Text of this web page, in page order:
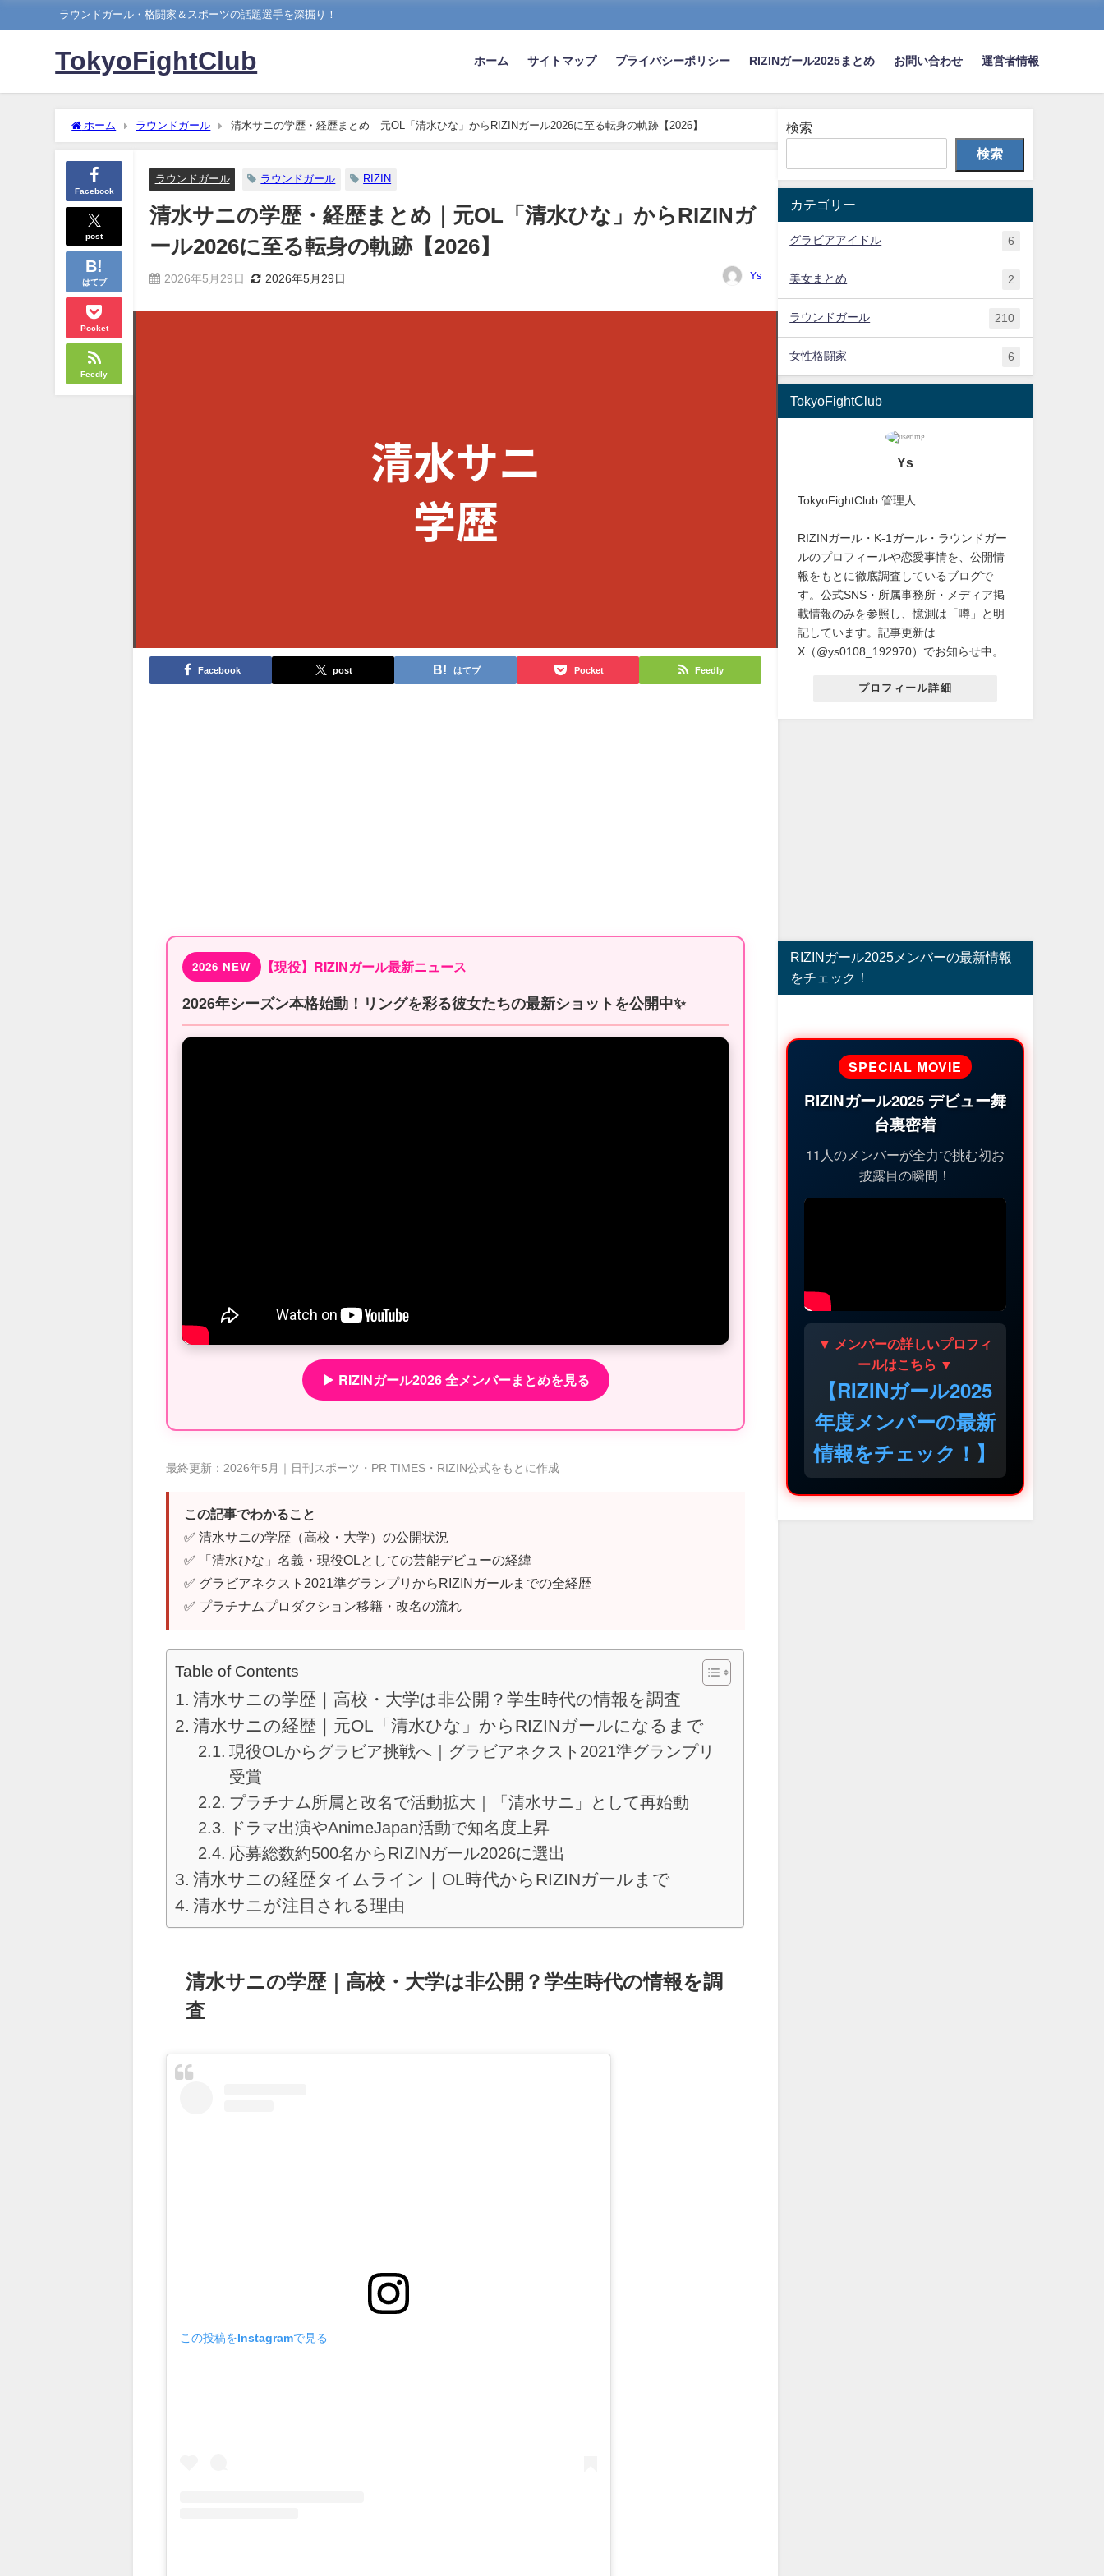
ラウンドガール・格闘家＆スポーツの話題選手を深掘り！
TokyoFightClub ホーム サイトマップ プライバシーポリシー RIZINガール2025まとめ お問い合わせ 運営者情報
ホーム ラウンドガール 清水サニの学歴・経歴まとめ｜元OL「清水ひな」からRIZINガール2026に至る転身の軌跡【2026】
Facebook
post
はてブ
Pocket
Feedly
ラウンドガール ラウンドガール RIZIN
清水サニの学歴・経歴まとめ｜元OL「清水ひな」からRIZINガ
ール2026に至る転身の軌跡【2026】
2026年5月29日 2026年5月29日 Ys
Facebook post はてブ Pocket Feedly
2026 NEW 【現役】RIZINガール最新ニュース
2026年シーズン本格始動！リングを彩る彼女たちの最新ショットを公開中✨
▶ RIZINガール2026 全メンバーまとめを見る
最終更新：2026年5月｜日刊スポーツ・PR TIMES・RIZIN公式をもとに作成
この記事でわかること
✅ 清水サニの学歴（高校・大学）の公開状況
✅ 「清水ひな」名義・現役OLとしての芸能デビューの経緯
✅ グラビアネクスト2021準グランプリからRIZINガールまでの全経歴
✅ プラチナムプロダクション移籍・改名の流れ
Table of Contents
清水サニの学歴｜高校・大学は非公開？学生時代の情報を調査
清水サニの経歴｜元OL「清水ひな」からRIZINガールになるまで
現役OLからグラビア挑戦へ｜グラビアネクスト2021準グランプリ
受賞
プラチナム所属と改名で活動拡大｜「清水サニ」として再始動
ドラマ出演やAnimeJapan活動で知名度上昇
応募総数約500名からRIZINガール2026に選出
清水サニの経歴タイムライン｜OL時代からRIZINガールまで
清水サニが注目される理由
清水サニの学歴｜高校・大学は非公開？学生時代の情報を調
査
この投稿をInstagramで見る
検索
検索
カテゴリー
グラビアアイドル 6
美女まとめ 2
ラウンドガール 210
女性格闘家 6
TokyoFightClub
Ys
TokyoFightClub 管理人
RIZINガール・K-1ガール・ラウンドガー
ルのプロフィールや恋愛事情を、公開情
報をもとに徹底調査しているブログで
す。公式SNS・所属事務所・メディア掲
載情報のみを参照し、憶測は「噂」と明
記しています。記事更新は
X（@ys0108_192970）でお知らせ中。
プロフィール詳細
RIZINガール2025メンバーの最新情報
をチェック！
SPECIAL MOVIE
RIZINガール2025 デビュー舞
台裏密着
11人のメンバーが全力で挑む初お
披露目の瞬間！
▼ メンバーの詳しいプロフィ
ールはこちら ▼
【RIZINガール2025
年度メンバーの最新
情報をチェック！】